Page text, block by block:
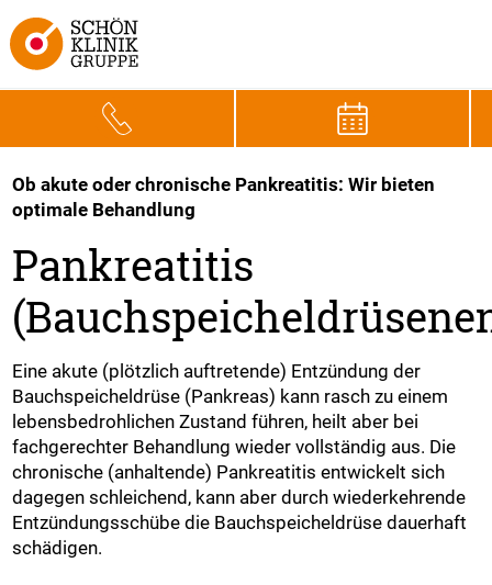
Ob akute oder chronische Pankreatitis: Wir bieten
optimale Behandlung
Pankreatitis
Eine akute (plötzlich auftretende) Entzündung der
Bauchspeicheldrüse (Pankreas) kann rasch zu einem
lebensbedrohlichen Zustand führen, heilt aber bei
fachgerechter Behandlung wieder vollständig aus. Die
chronische (anhaltende) Pankreatitis entwickelt sich
dagegen schleichend, kann aber durch wiederkehrende
Entzündungsschübe die Bauchspeicheldrüse dauerhaft
schädigen.